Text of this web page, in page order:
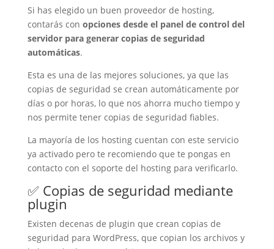
Si has elegido un buen proveedor de hosting,
contarás con opciones desde el panel de control del
servidor para generar copias de seguridad
automáticas.
Esta es una de las mejores soluciones, ya que las
copias de seguridad se crean automáticamente por
días o por horas, lo que nos ahorra mucho tiempo y
nos permite tener copias de seguridad fiables.
La mayoría de los hosting cuentan con este servicio
ya activado pero te recomiendo que te pongas en
contacto con el soporte del hosting para verificarlo.
✅ Copias de seguridad mediante
plugin
Existen decenas de plugin que crean copias de
seguridad para WordPress, que copian los archivos y